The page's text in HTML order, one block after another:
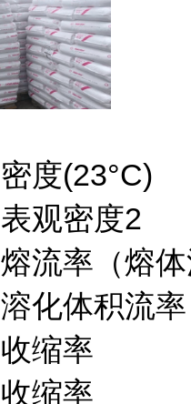
密度(23°C)
表观密度2
熔流率（熔
溶化体积流
收缩率
收缩率